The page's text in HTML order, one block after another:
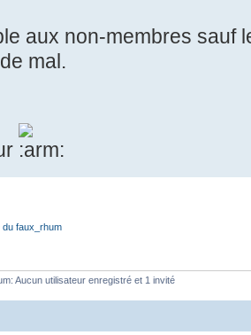
aux non-membres sauf
mal.
du faux_rhum
Aucun utilisateur enregistré et 1 invité